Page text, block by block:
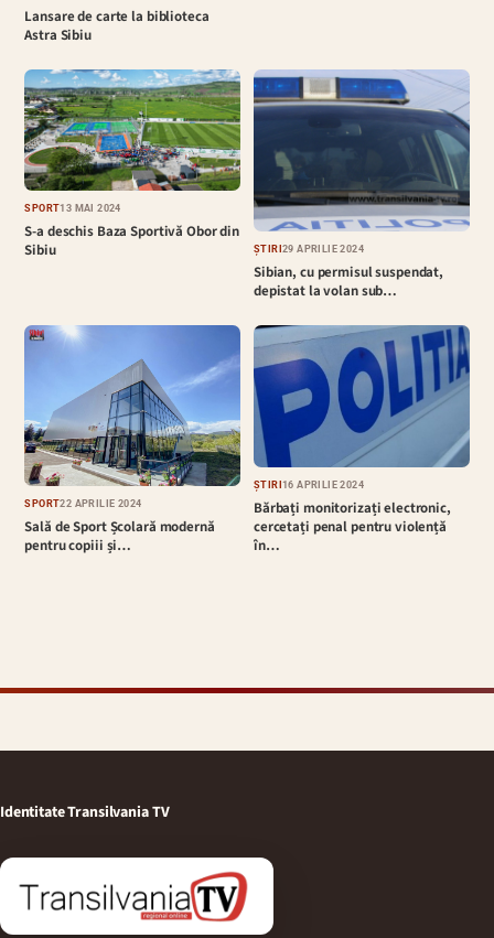
Lansare de carte la biblioteca
Astra Sibiu
SPORT13 MAI 2024
S-a deschis Baza Sportivă Obor din
Sibiu
ȘTIRI29 APRILIE 2024
Sibian, cu permisul suspendat,
depistat la volan sub…
SPORT22 APRILIE 2024
Sală de Sport Școlară modernă
pentru copiii și…
ȘTIRI16 APRILIE 2024
Bărbați monitorizați electronic,
cercetați penal pentru violență
în…
Identitate Transilvania TV